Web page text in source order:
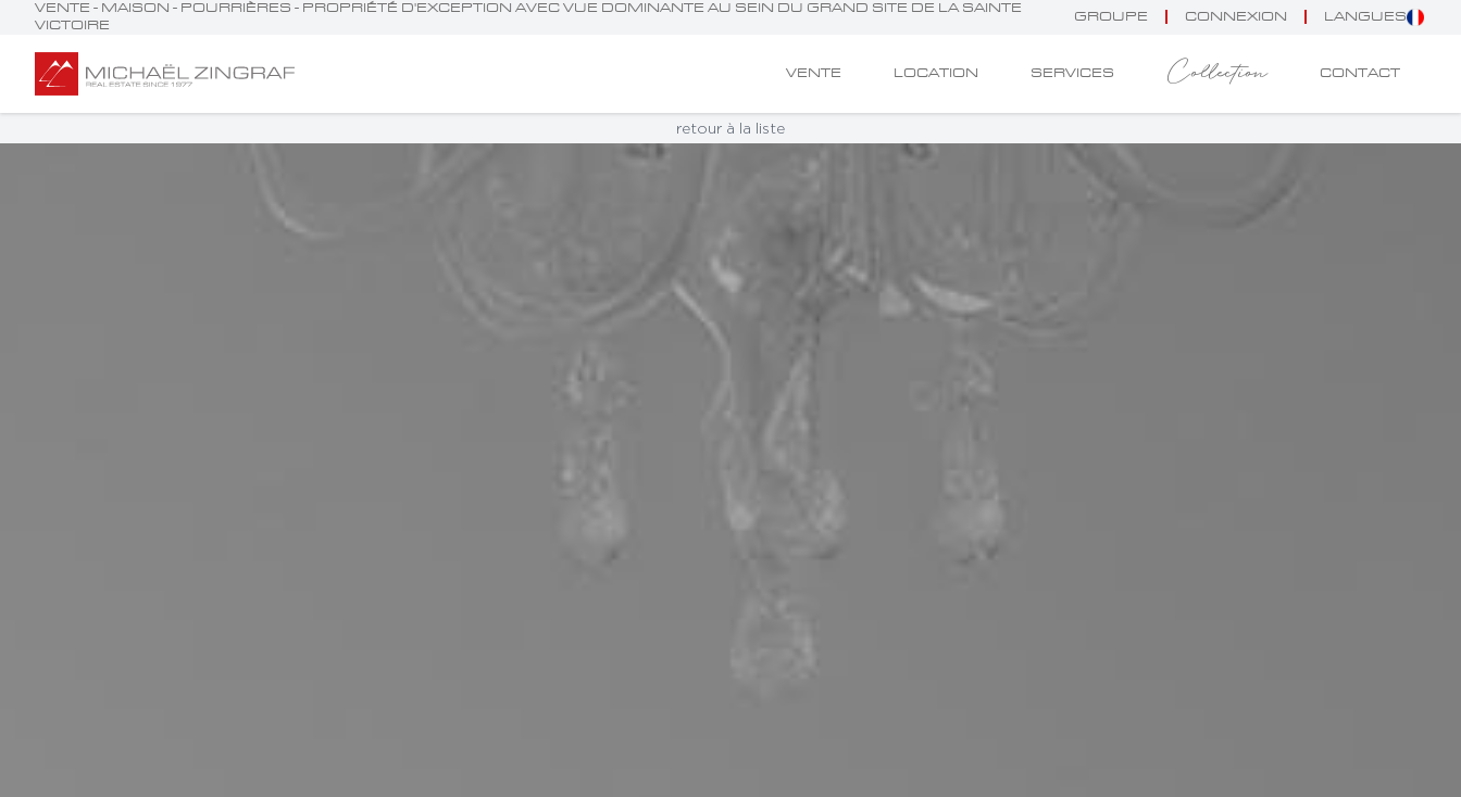
VENTE - MAISON - POURRIÈRES - PROPRIÉTÉ D'EXCEPTION AVEC VUE DOMINANTE AU SEIN DU GRAND SITE DE LA SAINTE
VICTOIRE
GROUPE CONNEXION LANGUES
VENTE LOCATION SERVICES Collection CONTACT
retour à la liste